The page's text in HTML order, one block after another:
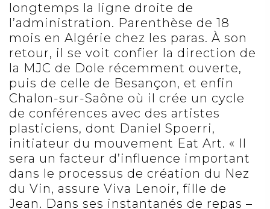
longtemps la ligne droite de
l’administration. Parenthèse de 18
mois en Algérie chez les paras. À son
retour, il se voit confier la direction de
la MJC de Dole récemment ouverte,
puis de celle de Besançon, et enfin
Chalon-sur-Saône où il crée un cycle
de conférences avec des artistes
plasticiens, dont Daniel Spoerri,
initiateur du mouvement Eat Art. « Il
sera un facteur d’influence important
dans le processus de création du Nez
du Vin, assure Viva Lenoir, fille de
Jean. Dans ses instantanés de repas –